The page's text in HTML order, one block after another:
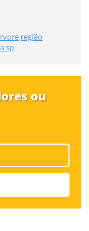
região
sp
ou